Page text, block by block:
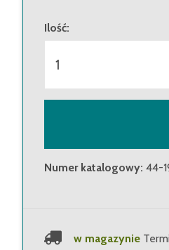
Ilość:
Numer katalogowy: 44-
w magazynie